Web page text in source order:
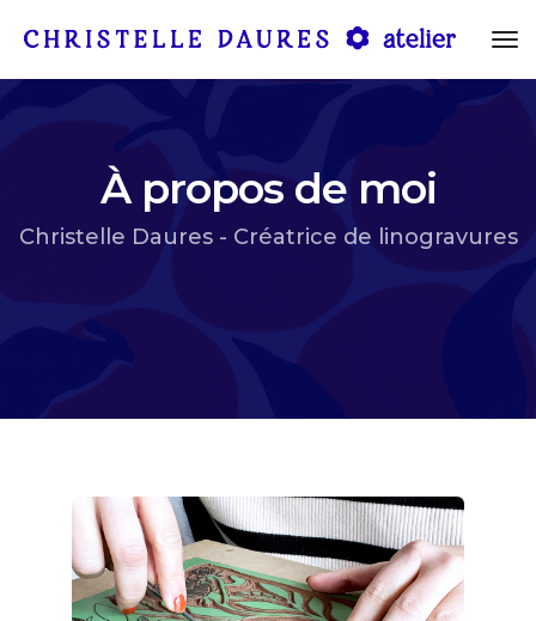
À propos de moi
Christelle Daures - Créatrice de linogravures